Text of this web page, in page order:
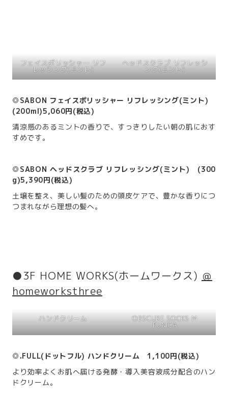
フェイスポリッシャー リフ
レッシング(ミント)
ヘッドスクラブ リフレッシ
ング(ミント)
◎SABON フェイスポリッシャー リフレッシング(ミント)
(200ml)5,060円(税込)
清涼感のあるミントの香りで、すっきりしたい朝の肌におす
すめです。
◎SABON ヘッドスクラブ リフレッシング(ミント) (300
g)5,390円(税込)
土壌を整え、美しい髪のための頭皮ケアで、豊かな香りにつ
つまれながら理想の髪へ。
●3F HOME WORKS(ホームワークス) ＠
homeworksthree
ハンドクリーム OBSCURE SOCKS M
PUNICA
◎.FULL(ドットフル) ハンドクリーム 1,100円(税込)
より効率よくお肌へ届ける発酵・導入美容液成分配合のハン
ドクリーム。